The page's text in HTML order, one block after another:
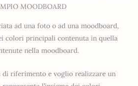
MOODBOARD
ad una foto o ad una moodboard,
colori principali contenuta in quella
nella moodboard.
di riferimento e voglio realizzare un